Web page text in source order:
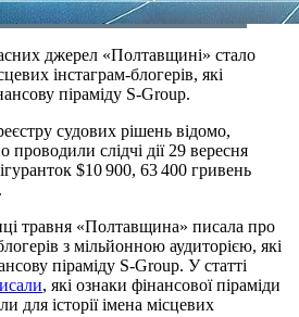
джерел «Полтавщині» стало
інстаграм-блогерів, які
піраміду S-Group.
судових рішень відомо,
проводили слідчі дії 29 вересня
$10 900, 63 400 гривень
травня «Полтавщина» писала про
з мільйонною аудиторією, які
піраміду S-Group. У статті
, які ознаки фінансової піраміди
для історії імена місцевих